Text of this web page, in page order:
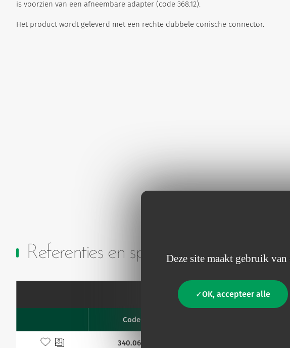
Deze site maakt gebruik
OK, accepteer alle
is voorzien van een afneembare adapter (code 368.12).
Het product wordt geleverd met een rechte dubbele conische connector.
Referenties en specificaties
Sonde
Code
Toevoegen aan mijn favorieten
340.062